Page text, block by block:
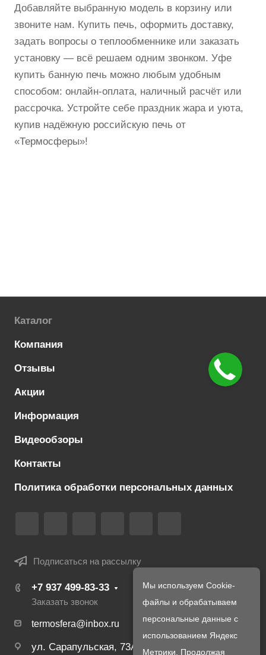
Добавляйте выбранную модель в корзину или
звоните нам. Купить печь, оформить доставку,
задать вопросы о теплообменнике или заказать
установку — всё решаем одним звонком. Уфе
купить банную печь можно любым удобным
способом: онлайн-оплата, наличный расчёт или
рассрочка. Устройте себе праздник жара и уюта,
купив надёжную российскую печь от
«Термосферы»!
Каталог
Компания
Отзывы
Акции
Информация
Видеообзоры
Контакты
Политика обработки персональных данных
Подписаться на рассылку
+7 937 499-83-33
Заказать звонок
termosfera@inbox.ru
ул. Сарапульская, 73А
Мы используем Cookie-
файлы и обрабатываем
персональные данные с
использованием Яндекс
Метрики. Продолжая